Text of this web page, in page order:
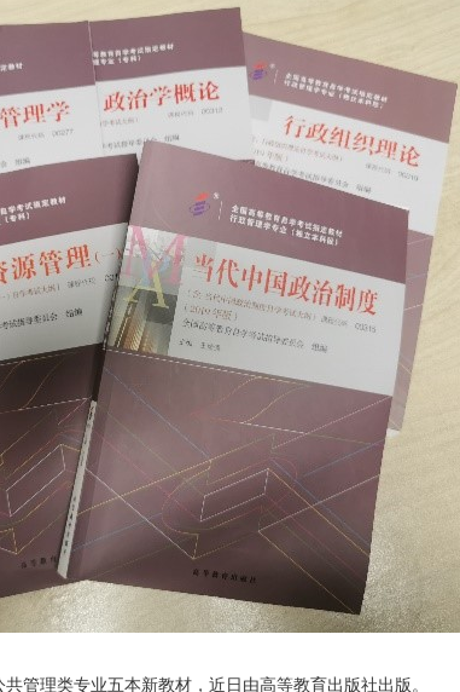
理类专业五本新教材，近日由高等教育出版社出版。